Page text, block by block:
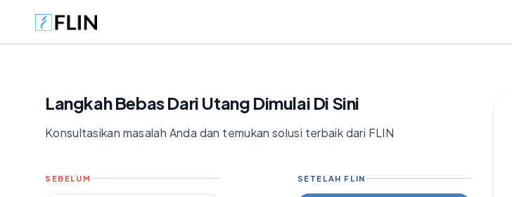
Langkah Bebas Dari Utang Dimulai Di Sini
Konsultasikan masalah Anda dan temukan solusi terbaik dari FLIN
SEBELUM SETELAH FLIN